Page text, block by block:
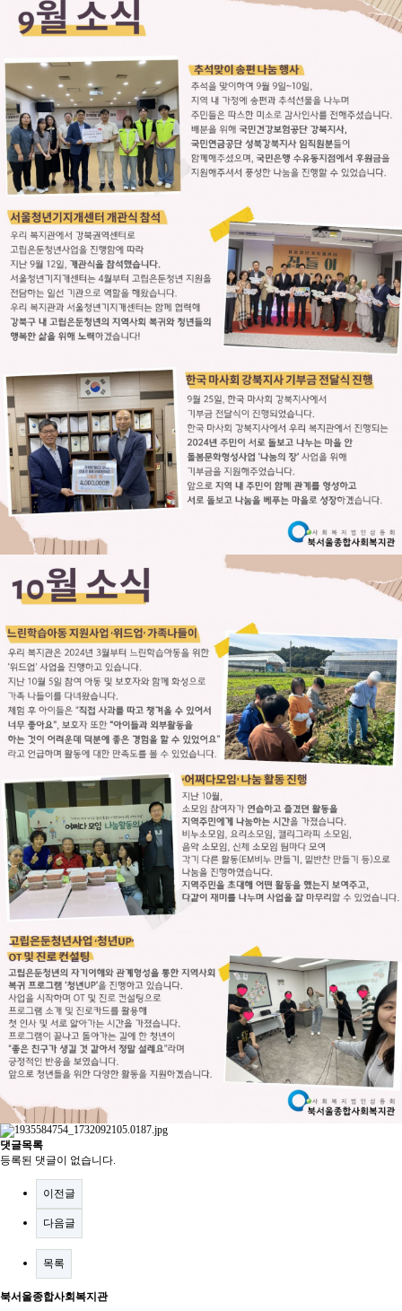
댓글목록
등록된 댓글이 없습니다.
이전글
다음글
목록
북서울종합사회복지관